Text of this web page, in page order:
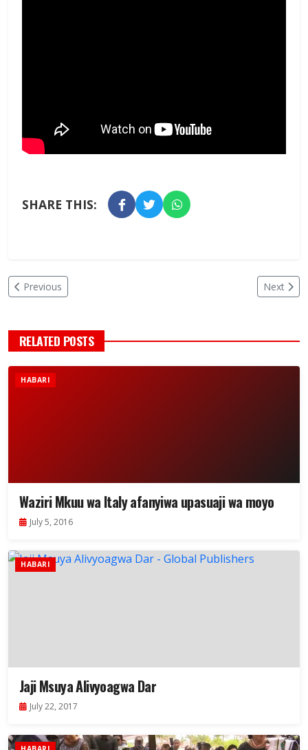
SHARE THIS:
Previous Next
RELATED POSTS
HABARI
Waziri Mkuu wa Italy afanyiwa upasuaji wa moyo
July 5, 2016
HABARI
Jaji Msuya Alivyoagwa Dar
July 22, 2017